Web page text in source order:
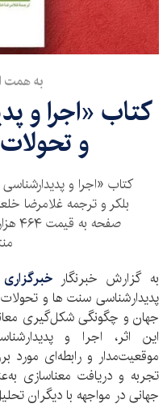
به همت
کتاب «اجرا و
و
کتاب «اجرا و
به گزارش خبرنگار
پدیدارشناسی سنت ها و
جهان و چگونگی شکل‌گیری
این اثر، اجرا و
موقعیت‌مدار و رابطه‌ای مورد
تجربه و دریافت معناسازی
جهانی در مواجهه با دیگران